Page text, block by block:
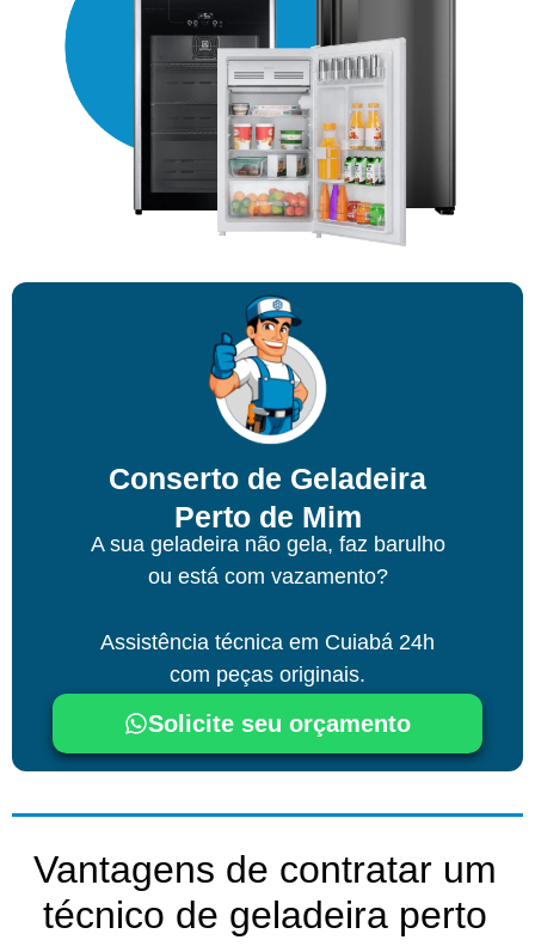
Conserto de Geladeira
Perto de Mim
A sua geladeira não gela, faz barulho
ou está com vazamento?
Assistência técnica em Cuiabá 24h
com peças originais.
Solicite seu orçamento
Vantagens de contratar um
técnico de geladeira perto